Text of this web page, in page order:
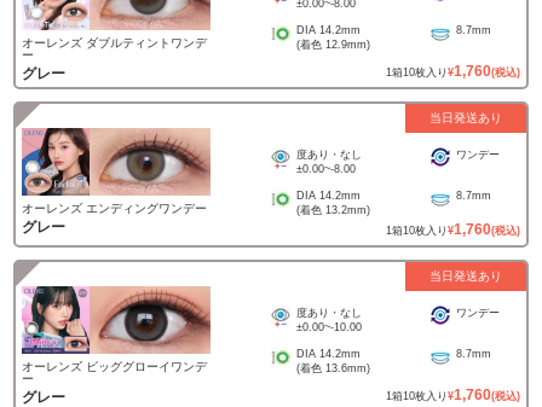
オーレンズ ダブルティントワンデ
ー
グレー
±0.00~-8.00
DIA 14.2mm
(着色 12.9mm)
8.7mm
1箱10枚入り ¥1,760(税込)
当日発送あり
オーレンズ エンディングワンデー
グレー
度あり・なし
±0.00~-8.00
ワンデー
DIA 14.2mm
(着色 13.2mm)
8.7mm
1箱10枚入り ¥1,760(税込)
当日発送あり
オーレンズ ビッググローイワンデ
ー
グレー
度あり・なし
±0.00~-10.00
ワンデー
DIA 14.2mm
(着色 13.6mm)
8.7mm
1箱10枚入り ¥1,760(税込)